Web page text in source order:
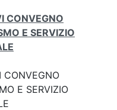
CONVEGNO
E SERVIZIO
CONVEGNO
E SERVIZIO